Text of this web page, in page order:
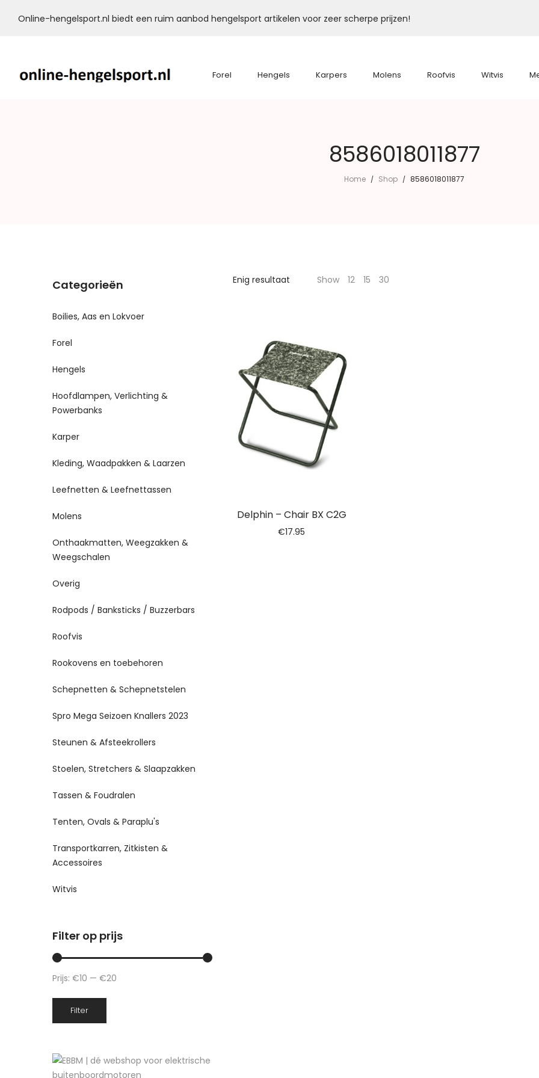
Online-hengelsport.nl biedt een ruim aanbod hengelsport artikelen voor zeer scherpe prijzen!
Forel Hengels Karpers Molens Roofvis Witvis
8586018011877
Home / Shop / 8586018011877
Enig resultaat Show 12 15 30
Delphin – Chair BX C2G
€17.95
Categorieën
Boilies, Aas en Lokvoer
Forel
Hengels
Hoofdlampen, Verlichting &
Powerbanks
Karper
Kleding, Waadpakken & Laarzen
Leefnetten & Leefnettassen
Molens
Onthaakmatten, Weegzakken &
Weegschalen
Overig
Rodpods / Banksticks / Buzzerbars
Roofvis
Rookovens en toebehoren
Schepnetten & Schepnetstelen
Spro Mega Seizoen Knallers 2023
Steunen & Afsteekrollers
Stoelen, Stretchers & Slaapzakken
Tassen & Foudralen
Tenten, Ovals & Paraplu's
Transportkarren, Zitkisten &
Accessoires
Witvis
Filter op prijs
Filter
Prijs: €10 — €20